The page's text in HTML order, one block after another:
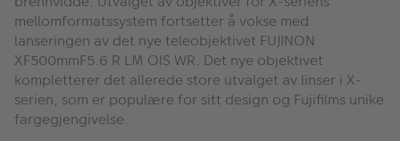
mellomformatssystem fortsetter å vokse med
lanseringen av det nye teleobjektivet FUJINON
XF500mmF5.6 R LM OIS WR. Det nye objektivet
kompletterer det allerede store utvalget av linser i X-
serien, som er populære for sitt design og Fujifilms unike
fargegjengivelse.